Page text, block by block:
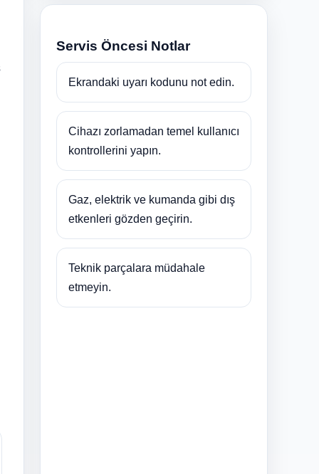
Servis Öncesi Notlar
Ekrandaki uyarı kodunu not edin.
Cihazı zorlamadan temel kullanıcı
kontrollerini yapın.
Gaz, elektrik ve kumanda gibi dış
etkenleri gözden geçirin.
Teknik parçalara müdahale
etmeyin.